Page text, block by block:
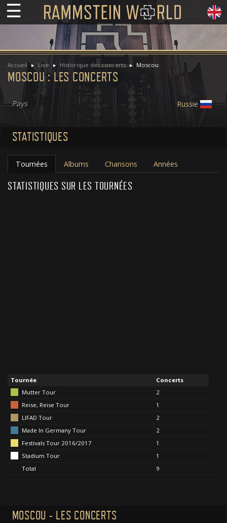
☰
Accueil Live Historique des concerts Moscou
MOSCOU : LES CONCERTS
Pays Russie
STATISTIQUES
Tournées Albums Chansons Années
STATISTIQUES SUR LES TOURNÉES
Tournée
Concerts
Mutter Tour
2
Reise, Reise Tour
1
LIFAD Tour
2
Made In Germany Tour
2
Festivals Tour 2016/2017
1
Stadium Tour
1
Total
9
MOSCOU - LES CONCERTS